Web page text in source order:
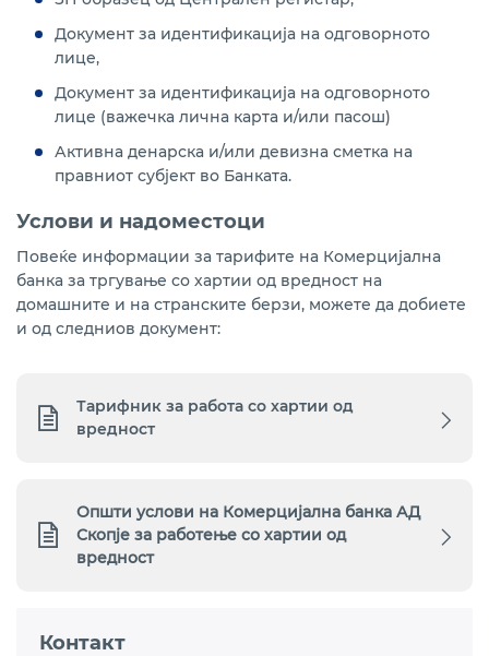
Документ за идентификација на одговорното
лице,
Документ за идентификација на одговорното
лице (важечка лична карта и/или пасош)
Активна денарска и/или девизна сметка на
правниот субјект во Банката.
Услови и надоместоци
Повеќе информации за тарифите на Комерцијална
банка за тргување со хартии од вредност на
домашните и на странските берзи, можете да добиете
и од следниов документ:
Тарифник за работа со хартии од
вредност
Општи услови на Комерцијална банка АД
Скопје за работење со хартии од
вредност
Контакт